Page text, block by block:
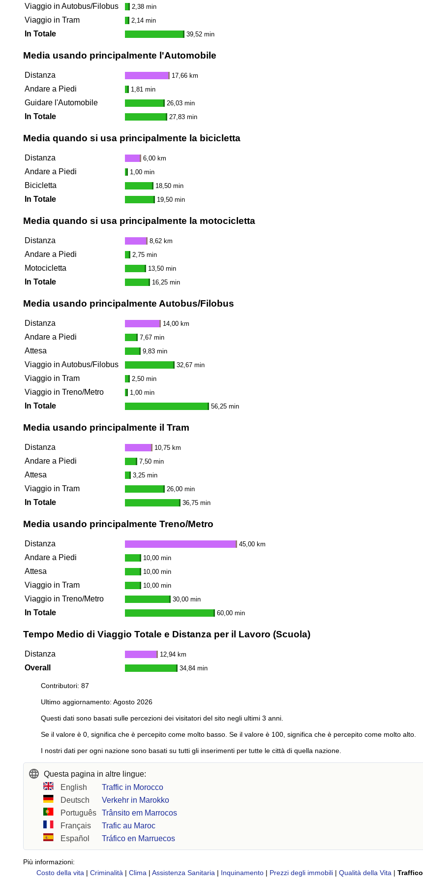
Viaggio in Autobus/Filobus 2,38 min
Viaggio in Tram 2,14 min
In Totale 39,52 min
Media usando principalmente l'Automobile
Distanza 17,66 km
Andare a Piedi 1,81 min
Guidare l'Automobile 26,03 min
In Totale 27,83 min
Media quando si usa principalmente la bicicletta
Distanza 6,00 km
Andare a Piedi 1,00 min
Bicicletta 18,50 min
In Totale 19,50 min
Media quando si usa principalmente la motocicletta
Distanza 8,62 km
Andare a Piedi 2,75 min
Motocicletta 13,50 min
In Totale 16,25 min
Media usando principalmente Autobus/Filobus
Distanza 14,00 km
Andare a Piedi 7,67 min
Attesa 9,83 min
Viaggio in Autobus/Filobus 32,67 min
Viaggio in Tram 2,50 min
Viaggio in Treno/Metro 1,00 min
In Totale 56,25 min
Media usando principalmente il Tram
Distanza 10,75 km
Andare a Piedi 7,50 min
Attesa 3,25 min
Viaggio in Tram 26,00 min
In Totale 36,75 min
Media usando principalmente Treno/Metro
Distanza 45,00 km
Andare a Piedi 10,00 min
Attesa 10,00 min
Viaggio in Tram 10,00 min
Viaggio in Treno/Metro 30,00 min
In Totale 60,00 min
Tempo Medio di Viaggio Totale e Distanza per il Lavoro (Scuola)
Distanza 12,94 km
Overall 34,84 min
Contributori: 87
Ultimo aggiornamento: Agosto 2026
Questi dati sono basati sulle percezioni dei visitatori del sito negli ultimi 3 anni.
Se il valore è 0, significa che è percepito come molto basso. Se il valore è 100, significa che è percepito come molto alto.
I nostri dati per ogni nazione sono basati su tutti gli inserimenti per tutte le città di quella nazione.
Questa pagina in altre lingue:
English
Traffic in Morocco
Deutsch
Verkehr in Marokko
Português
Trânsito em Marrocos
Français
Trafic au Maroc
Español
Tráfico en Marruecos
Più informazioni:
Costo della vita | Criminalità | Clima | Assistenza Sanitaria | Inquinamento | Prezzi degli immobili | Qualità della Vita | Traffico